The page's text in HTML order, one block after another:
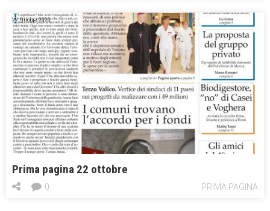
22 Ottobre 2020
Prima pagina 22 ottobre
PRIMA PAGINA
0